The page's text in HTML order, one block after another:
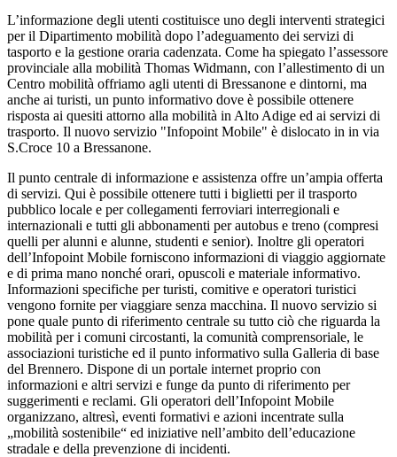
L’informazione degli utenti costituisce uno degli interventi strategici
per il Dipartimento mobilità dopo l’adeguamento dei servizi di
tasporto e la gestione oraria cadenzata. Come ha spiegato l’assessore
provinciale alla mobilità Thomas Widmann, con l’allestimento di un
Centro mobilità offriamo agli utenti di Bressanone e dintorni, ma
anche ai turisti, un punto informativo dove è possibile ottenere
risposta ai quesiti attorno alla mobilità in Alto Adige ed ai servizi di
trasporto. Il nuovo servizio "Infopoint Mobile" è dislocato in in via
S.Croce 10 a Bressanone.
Il punto centrale di informazione e assistenza offre un’ampia offerta
di servizi. Qui è possibile ottenere tutti i biglietti per il trasporto
pubblico locale e per collegamenti ferroviari interregionali e
internazionali e tutti gli abbonamenti per autobus e treno (compresi
quelli per alunni e alunne, studenti e senior). Inoltre gli operatori
dell’Infopoint Mobile forniscono informazioni di viaggio aggiornate
e di prima mano nonché orari, opuscoli e materiale informativo.
Informazioni specifiche per turisti, comitive e operatori turistici
vengono fornite per viaggiare senza macchina. Il nuovo servizio si
pone quale punto di riferimento centrale su tutto ciò che riguarda la
mobilità per i comuni circostanti, la comunità comprensoriale, le
associazioni turistiche ed il punto informativo sulla Galleria di base
del Brennero. Dispone di un portale internet proprio con
informazioni e altri servizi e funge da punto di riferimento per
suggerimenti e reclami. Gli operatori dell’Infopoint Mobile
organizzano, altresì, eventi formativi e azioni incentrate sulla
„mobilità sostenibile“ ed iniziative nell’ambito dell’educazione
stradale e della prevenzione di incidenti.